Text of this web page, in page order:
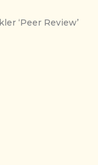
‘Peer Review’